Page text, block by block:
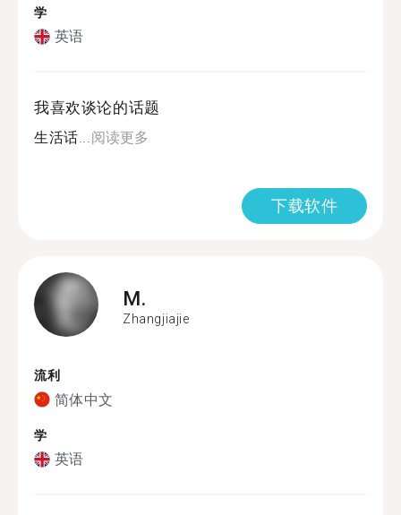
学
英语
我喜欢谈论的话题
生活话...阅读更多
下载软件
M.
Zhangjiajie
流利
简体中文
学
英语